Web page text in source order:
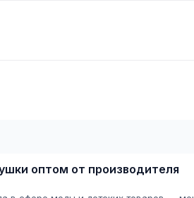
оптом от производителя